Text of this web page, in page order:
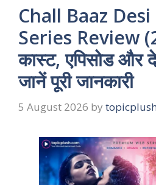
Chall Baaz
Series Review
कास्ट, एपिसोड
जानें पूरी जानकारी
5 August 2026 by